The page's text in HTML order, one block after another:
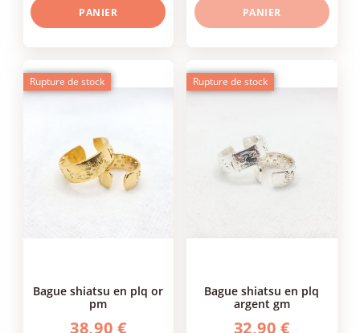
PANIER PANIER
bague shiatsu en plq or
pm
38,90 €
Rupture de stock
bague shiatsu en plq
argent gm
32,90 €
Rupture de stock